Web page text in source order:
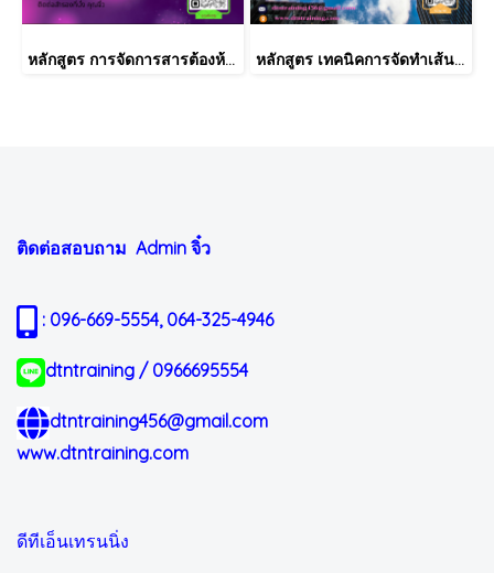
หลักสูตร การจัดการสารต้องห้ามตามระเบียบ RoHS V2.1, REACH และ QC080000 หลักสูตร เทคนิคการจัดทำเส้นทางการฝึกอบรม และการพัฒนาบุคลากร เป็นรายบุคคลอย่างเป็นระบบ Effective Training and Development Road Map & IDP Implementation
ติดต่อสอบถาม Admin จิ๋ว
: 096-669-5554, 064-325-4946
dtntraining / 0966695554
dtntraining456@gmail.com
www.dtntraining.com
ดีทีเอ็นเทรนนิ่ง